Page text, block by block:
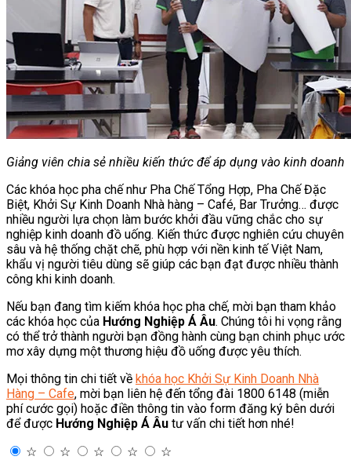
Giảng viên chia sẻ nhiều kiến thức để áp dụng vào kinh doanh
Các khóa học pha chế như Pha Chế Tổng Hợp, Pha Chế Đặc
Biệt, Khởi Sự Kinh Doanh Nhà hàng – Café, Bar Trưởng… được
nhiều người lựa chọn làm bước khởi đầu vững chắc cho sự
nghiệp kinh doanh đồ uống. Kiến thức được nghiên cứu chuyên
sâu và hệ thống chặt chẽ, phù hợp với nền kinh tế Việt Nam,
khẩu vị người tiêu dùng sẽ giúp các bạn đạt được nhiều thành
công khi kinh doanh.
Nếu bạn đang tìm kiếm khóa học pha chế, mời bạn tham khảo
các khóa học của Hướng Nghiệp Á Âu. Chúng tôi hi vọng rằng
có thể trở thành người bạn đồng hành cùng bạn chinh phục ước
mơ xây dựng một thương hiệu đồ uống được yêu thích.
Mọi thông tin chi tiết về khóa học Khởi Sự Kinh Doanh Nhà
Hàng – Cafe, mời bạn liên hệ đến tổng đài 1800 6148 (miễn
phí cước gọi) hoặc điền thông tin vào form đăng ký bên dưới
để được Hướng Nghiệp Á Âu tư vấn chi tiết hơn nhé!
☆
☆ ☆ ☆
☆